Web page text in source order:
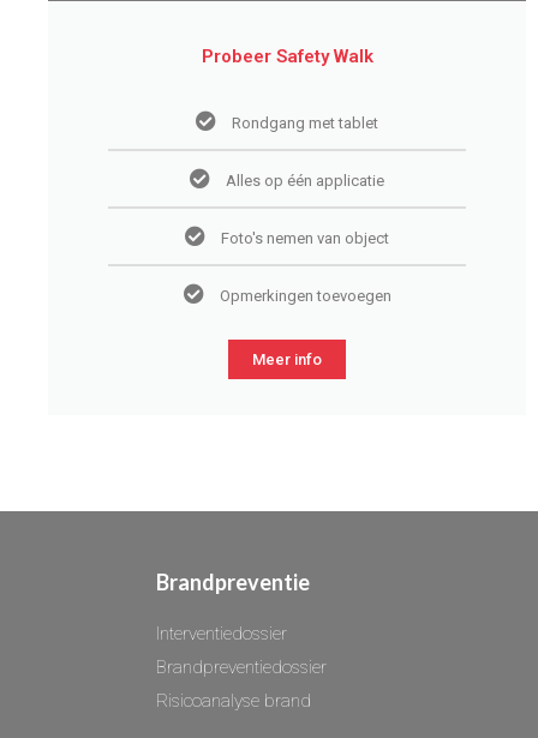
Probeer Safety Walk
Rondgang met tablet
Alles op één applicatie
Foto's nemen van object
Opmerkingen toevoegen
Meer info
Brandpreventie
Interventiedossier
Brandpreventiedossier
Risicoanalyse brand